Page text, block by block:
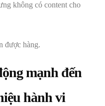
không có content cho
được hàng.
mạnh đến
hành vi